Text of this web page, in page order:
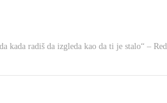
kada radiš da izgleda kao da ti je stalo“ –